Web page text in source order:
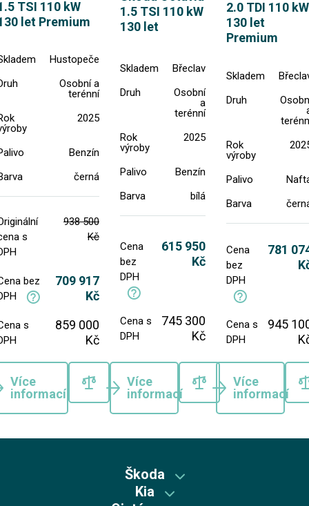
TSI 110 kW
let Premium
Hustopeče
Osobní a
terénní
2025
Benzín
černá
s
938 500
Kč
bez
709 917
Kč
s
859 000
Kč
Více
informací
1.5 TSI 110 kW
130 let
Skladem
Břeclav
Druh
Osobní
a
terénní
Rok
výroby
2025
Palivo
Benzín
Barva
bílá
Cena
bez
DPH
615 950
Kč
Cena s
DPH
745 300
Kč
Více
informací
2.0 TDI 110 kW
130 let
Premium
Skladem
Druh
Rok
výroby
Palivo
Barva
Cena
bez
DPH
781
Cena s
DPH
945
Více
informací
Škoda
Škoda předváděcí vozy
Kia